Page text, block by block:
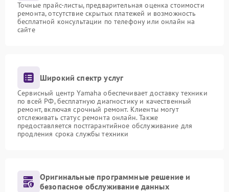
Точные прайс-листы, предварительная оценка стоимости
ремонта, отсутствие скрытых платежей и возможность
бесплатной консультации по телефону или онлайн на
сайте
Широкий спектр услуг
Сервисный центр Yamaha обеспечивает доставку техники
по всей РФ, бесплатную диагностику и качественный
ремонт, включая срочный ремонт. Клиенты могут
отслеживать статус ремонта онлайн. Также
предоставляется постгарантийное обслуживание для
продления срока службы техники
Оригинальные программные решение и
безопасное обслуживание данных